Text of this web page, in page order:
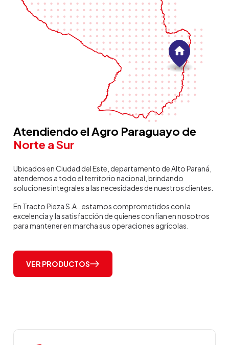
Atendiendo el Agro Paraguayo de
Norte a Sur
Ubicados en Ciudad del Este, departamento de Alto Paraná,
atendemos a todo el territorio nacional, brindando
soluciones integrales a las necesidades de nuestros clientes.
En Tracto Pieza S.A., estamos comprometidos con la
excelencia y la satisfacción de quienes confían en nosotros
para mantener en marcha sus operaciones agrícolas.
VER PRODUCTOS